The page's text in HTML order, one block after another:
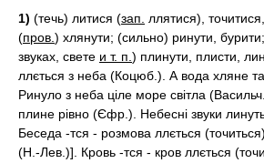
1) (течь) литися (зап.
ллятися),
(пров. ) хлянути; (сильно) ринути,
звуках, свете и т. п. ) плинути, плисти,
ллється з неба (Коцюб.). А вода хляне
Ринуло з неба ціле море світла
плине рівно (Єфр.). Небесні звуки
Беседа -тся - розмова ллється
(Н.-Лев.)]. Кровь -тся - кров ллється